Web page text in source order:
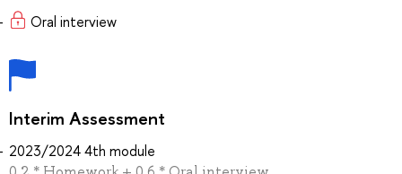
Oral interview
Interim Assessment
2023/2024 4th module